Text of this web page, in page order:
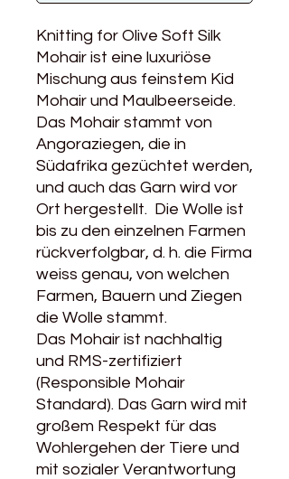
Knitting for Olive Soft Silk
Mohair ist eine luxuriöse
Mischung aus feinstem Kid
Mohair und Maulbeerseide.
Das Mohair stammt von
Angoraziegen, die in
Südafrika gezüchtet werden,
und auch das Garn wird vor
Ort hergestellt. Die Wolle ist
bis zu den einzelnen Farmen
rückverfolgbar, d. h. die Firma
weiss genau, von welchen
Farmen, Bauern und Ziegen
die Wolle stammt.
Das Mohair ist nachhaltig
und RMS-zertifiziert
(Responsible Mohair
Standard). Das Garn wird mit
großem Respekt für das
Wohlergehen der Tiere und
mit sozialer Verantwortung